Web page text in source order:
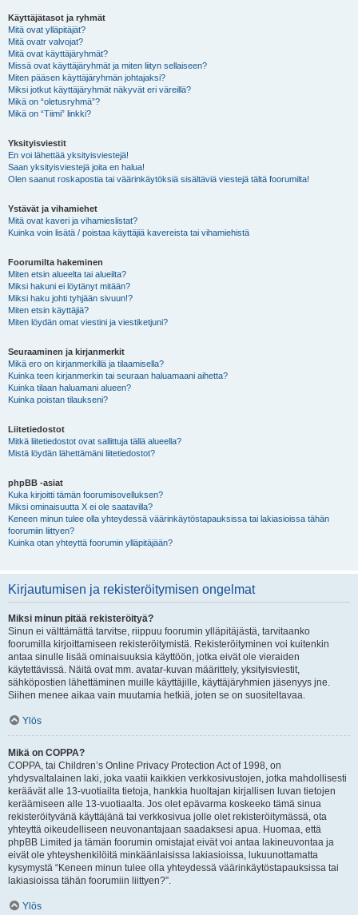
Käyttäjätasot ja ryhmät
Mitä ovat ylläpitäjät?
Mitä ovatr valvojat?
Mitä ovat käyttäjäryhmät?
Missä ovat käyttäjäryhmät ja miten liityn sellaiseen?
Miten pääsen käyttäjäryhmän johtajaksi?
Miksi jotkut käyttäjäryhmät näkyvät eri väreillä?
Mikä on “oletusryhmä”?
Mikä on “Tiimi” linkki?
Yksityisviestit
En voi lähettää yksityisviestejä!
Saan yksityisviestejä joita en halua!
Olen saanut roskapostia tai väärinkäytöksiä sisältäviä viestejä tältä foorumilta!
Ystävät ja vihamiehet
Mitä ovat kaveri ja vihamieslistat?
Kuinka voin lisätä / poistaa käyttäjiä kavereista tai vihamiehistä
Foorumilta hakeminen
Miten etsin alueelta tai alueilta?
Miksi hakuni ei löytänyt mitään?
Miksi haku johti tyhjään sivuun!?
Miten etsin käyttäjiä?
Miten löydän omat viestini ja viestiketjuni?
Seuraaminen ja kirjanmerkit
Mikä ero on kirjanmerkillä ja tilaamisella?
Kuinka teen kirjanmerkin tai seuraan haluamaani aihetta?
Kuinka tilaan haluamani alueen?
Kuinka poistan tilaukseni?
Liitetiedostot
Mitkä liitetiedostot ovat sallittuja tällä alueella?
Mistä löydän lähettämäni liitetiedostot?
phpBB -asiat
Kuka kirjoitti tämän foorumisovelluksen?
Miksi ominaisuutta X ei ole saatavilla?
Keneen minun tulee olla yhteydessä väärinkäytöstapauksissa tai lakiasioissa tähän
foorumiin liittyen?
Kuinka otan yhteyttä foorumin ylläpitäjään?
Kirjautumisen ja rekisteröitymisen ongelmat
Miksi minun pitää rekisteröityä?
Sinun ei välttämättä tarvitse, riippuu foorumin ylläpitäjästä, tarvitaanko
foorumilla kirjoittamiseen rekisteröitymistä. Rekisteröityminen voi kuitenkin
antaa sinulle lisää ominaisuuksia käyttöön, jotka eivät ole vieraiden
käytettävissä. Näitä ovat mm. avatar-kuvan määrittely, yksityisviestit,
sähköpostien lähettäminen muille käyttäjille, käyttäjäryhmien jäsenyys jne.
Siihen menee aikaa vain muutamia hetkiä, joten se on suositeltavaa.
Ylös
Mikä on COPPA?
COPPA, tai Children’s Online Privacy Protection Act of 1998, on
yhdysvaltalainen laki, joka vaatii kaikkien verkkosivustojen, jotka mahdollisesti
keräävät alle 13-vuotiailta tietoja, hankkia huoltajan kirjallisen luvan tietojen
keräämiseen alle 13-vuotiaalta. Jos olet epävarma koskeeko tämä sinua
rekisteröityvänä käyttäjänä tai verkkosivua jolle olet rekisteröitymässä, ota
yhteyttä oikeudelliseen neuvonantajaan saadaksesi apua. Huomaa, että
phpBB Limited ja tämän foorumin omistajat eivät voi antaa lakineuvontaa ja
eivät ole yhteyshenkilöitä minkäänlaisissa lakiasioissa, lukuunottamatta
kysymystä “Keneen minun tulee olla yhteydessä väärinkäytöstapauksissa tai
lakiasioissa tähän foorumiin liittyen?”.
Ylös